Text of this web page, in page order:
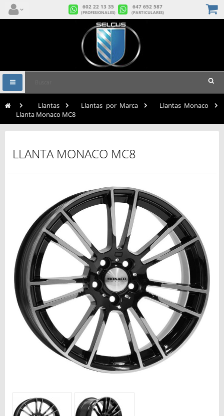
602 22 13 35
(PROFESIONALES)
647 652 587
(PARTICULARES)
Navegación
Toggle
Llantas Llantas por Marca
Llantas Monaco
Llanta Monaco MC8
LLANTA MONACO MC8